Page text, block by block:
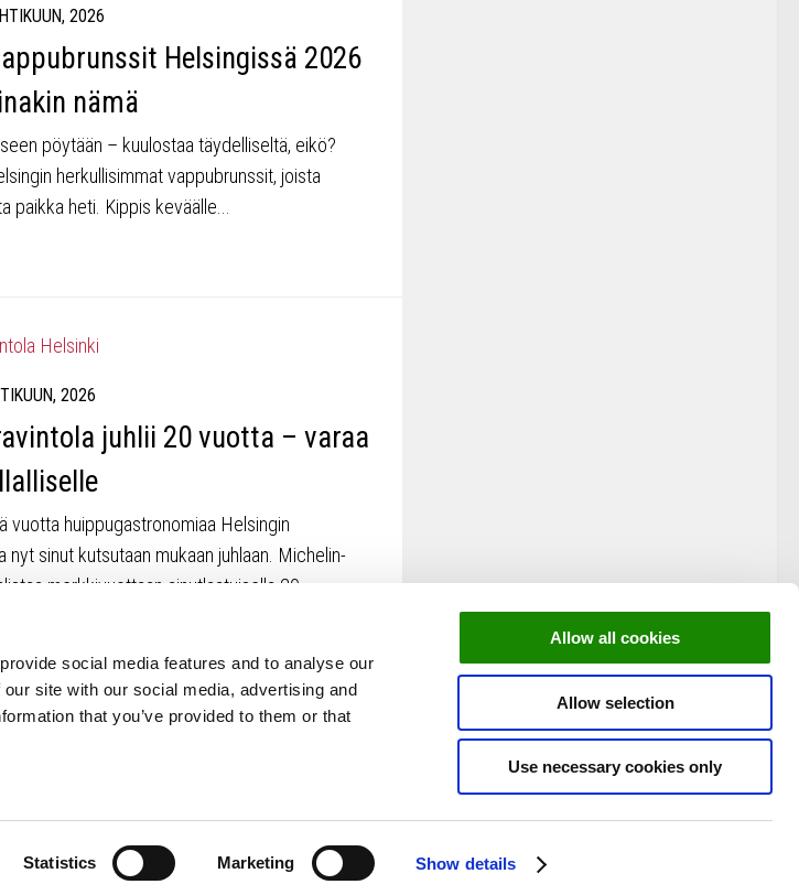
social media features and to analyse our
site with our social media, advertising and
that you’ve provided to them or that
Statistics Marketing Show details
Allow all cookies
Allow selection
Use necessary cookies only
2026
Helsingissä 2026
nämä
pöytään – kuulostaa täydelliseltä, eikö?
herkullisimmat vappubrunssit, joista
paikka heti. Kippis keväälle...
2026
juhlii 20 vuotta – varaa
vuotta huippugastronomiaa Helsingin
nyt sinut kutsutaan mukaan juhlaan. Michelin-
merkkivuottaan ainutlaatuisella 20...
Seuraava sivu »